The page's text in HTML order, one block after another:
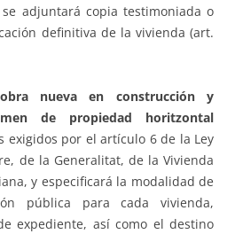
adjuntará copia testimoniada o
definitiva de la vivienda (art.
nueva en construcción y
de propiedad horitzontal
exigidos por el artículo 6 de la Ley
de la Generalitat, de la Vivienda
y especificará la modalidad de
pública para cada vivienda,
expediente, así como el destino